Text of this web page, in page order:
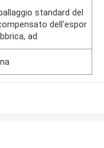
standard del
dell'espor
ad